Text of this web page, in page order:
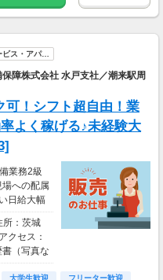
の支給者
を所持さ
はあり/6
ス・アパ…
障株式会社 水戸支社／潮来駅周
可！シフト超自由！業
よく稼げる♪未経験大
業務2級
への配属
日給大幅
＞ 交通誘
お持ちの
ゼント！
定あり
所：茨城
クセス：
（写真な
大学生歓迎
フリーター歓迎